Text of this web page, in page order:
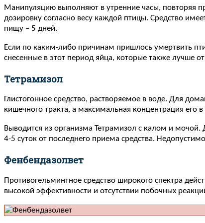
Манипуляцию выполняют в утренние часы, повторяя
дозировку согласно весу каждой птицы. Средство
пищу – 5 дней.
Если по каким-либо причинам пришлось умертвить
снесенные в этот период яйца, которые также лучше
Тетрамизол
Глистогонное средство, растворяемое в воде. Для
кишечного тракта, а максимальная концентрация его
Выводится из организма Тетрамизол с калом и
4-5 суток от последнего приема средства.
Фенбендазолвет
Противогельминтное средство широкого спектра
высокой эффективности и отсутствии побочных